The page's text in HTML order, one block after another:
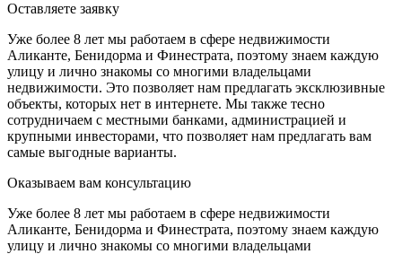
Оставляете заявку
Уже более 8 лет мы работаем в сфере недвижимости
Аликанте, Бенидорма и Финестрата, поэтому знаем каждую
улицу и лично знакомы со многими владельцами
недвижимости. Это позволяет нам предлагать эксклюзивные
объекты, которых нет в интернете. Мы также тесно
сотрудничаем с местными банками, администрацией и
крупными инвесторами, что позволяет нам предлагать вам
самые выгодные варианты.
Оказываем вам консультацию
Уже более 8 лет мы работаем в сфере недвижимости
Аликанте, Бенидорма и Финестрата, поэтому знаем каждую
улицу и лично знакомы со многими владельцами